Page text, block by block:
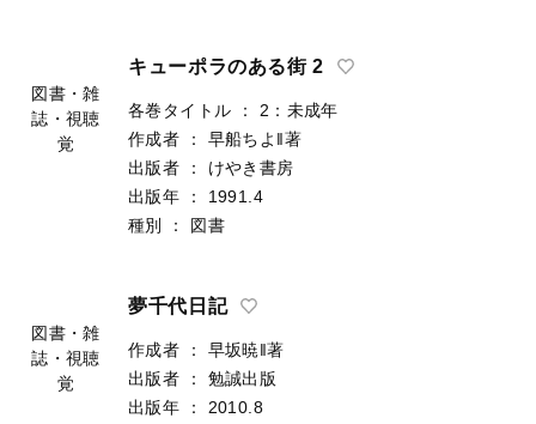
図書・雑
誌・視聴
覚
キューポラのある街 2
各巻タイトル ：
2：未成年
作成者
：
早船ちよ‖著
出版者
：
けやき書房
出版年
：
1991.4
種別
： 図書
図書・雑
誌・視聴
覚
夢千代日記
作成者 ：
早坂暁‖著
出版者
：
勉誠出版
出版年
：
2010.8